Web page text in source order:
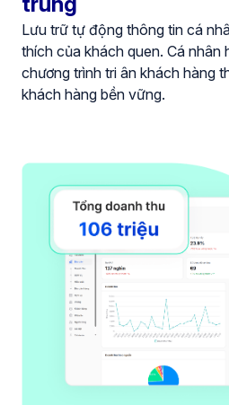
Lưu trữ tự động thông tin cá
thích của khách quen. Cá nhân
chương trình tri ân khách hàng
khách hàng bền vững.